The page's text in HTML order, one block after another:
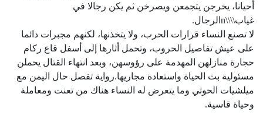
أحيانا، يخرجن يتجمعن ويصرخن ثم يكن رجالا في
غياب\\\\nالرجال.
لا تصنع النساء قرارات الحرب، ولا يتخذنها، لكنهم مجبرات دائما
على عيش تفاصيل الحروب، وتحمل أثارها إلى أسفل قاع ركام
حجارة منازلهن المهدمة على رؤوسهن، وبعد انتهاء القتال يحملن
مسئولية بث الحياة واستعادة مجاريها.رواية تفصل حال اليمن مع
ميلشيات الحوثي وما يتعرض له النساء هناك من تعنت ومعاملة
وحياة قاسية.